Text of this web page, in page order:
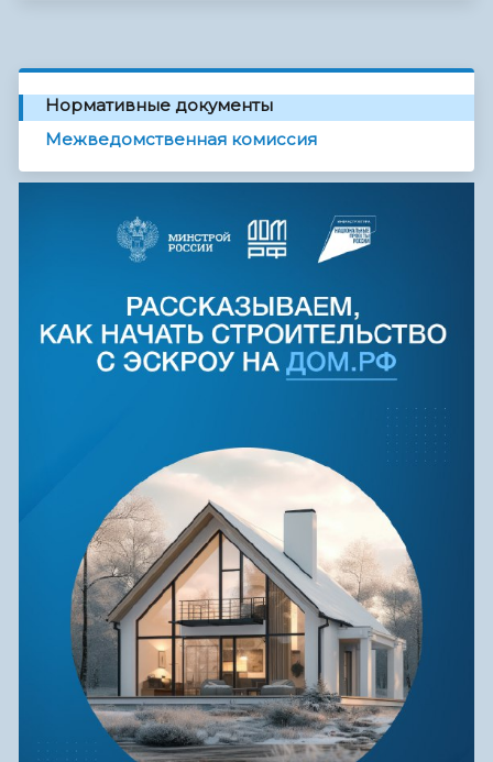
Нормативные документы
Межведомственная комиссия